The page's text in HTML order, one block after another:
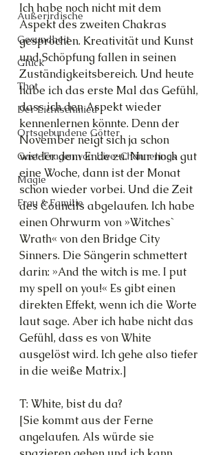
Außerirdische
Gesundheit
Glück
Thot
Der Lichtschmied
Ortsgebundene Götter
Gast-Fragen von Live-Channelings
Magie
Frau & Familie
Ich habe noch nicht mit dem
Aspekt des zweiten Chakras
gesprochen. Kreativität und Kunst
und Schöpfung fallen in seinen
Zuständigkeitsbereich. Und heute
habe ich das erste Mal das Gefühl,
dass ich den Aspekt wieder
kennenlernen könnte. Denn der
November neigt sich ja schon
wieder dem Ende zu. Nur noch gut
eine Woche, dann ist der Monat
schon wieder vorbei. Und die Zeit
des Councils abgelaufen. Ich habe
einen Ohrwurm von »Witches`
Wrath« von den Bridge City
Sinners. Die Sängerin schmettert
darin: »And the witch is me. I put
my spell on you!« Es gibt einen
direkten Effekt, wenn ich die Worte
laut sage. Aber ich habe nicht das
Gefühl, dass es von White
ausgelöst wird. Ich gehe also tiefer
in die weiße Matrix.]
T: White, bist du da?
[Sie kommt aus der Ferne
angelaufen. Als würde sie